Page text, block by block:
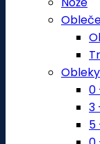
Obleky
0
3
5